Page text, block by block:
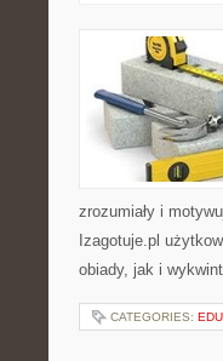
zrozumiały i
Izagotuje.pl
obiady, jak i
CATEGORIES: